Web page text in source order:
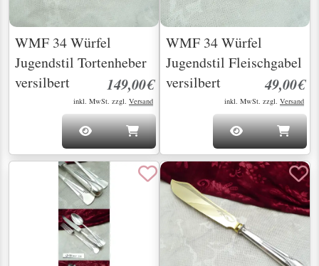
WMF 34 Würfel
Jugendstil Tortenheber
versilbert
149,00€
inkl. MwSt. zzgl. Versand
WMF 34 Würfel
Jugendstil Fleischgabel
versilbert
49,00€
inkl. MwSt. zzgl. Versand